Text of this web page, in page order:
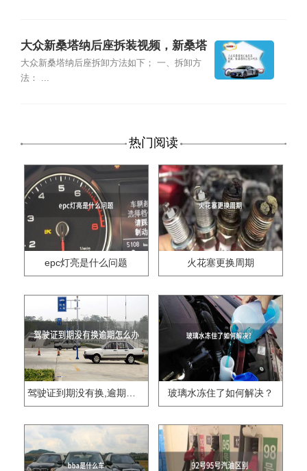
大众新桑塔纳后座拆装视频，新桑塔
纳后座如何拆卸
大众新桑塔纳后座拆卸方法如下； 一、拆卸方
法： ...
热门阅读
epc灯亮是什么问题 火花塞更换周期
玻璃水冻住了如何解决？